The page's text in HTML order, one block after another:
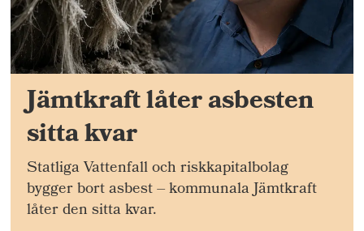
Jämtkraft låter asbesten
sitta kvar
Statliga Vattenfall och riskkapitalbolag
bygger bort asbest – kommunala Jämtkraft
låter den sitta kvar.